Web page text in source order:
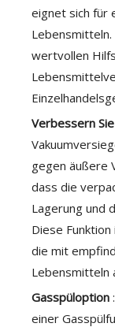
eignet sich für
wertvollen
Verbessern
gegen äußere
dass die
Lagerung und
Diese
die mit
Lebensmitteln
Gasspüloption
einer